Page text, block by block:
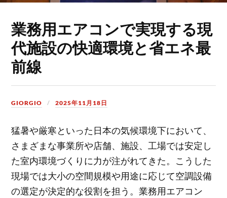
業務用エアコンで実現する現
代施設の快適環境と省エネ最
前線
GIORGIO 2025年11月18日
猛暑や厳寒といった日本の気候環境下において、
さまざまな事業所や店舗、施設、工場では安定し
た室内環境づくりに力が注がれてきた。 こうした
現場では大小の空間規模や用途に応じて空調設備
の選定が決定的な役割を担う。業務用エアコン